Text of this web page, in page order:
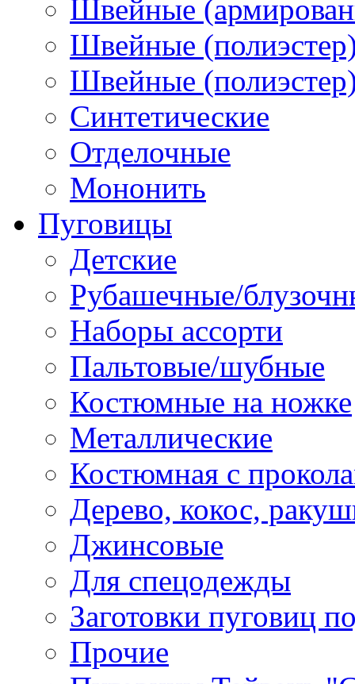
Швейные
Швейные
Швейные
Синтетические
Отделочные
Мононить
Пуговицы
Детские
Рубашечные/
Наборы ассорти
Пальтовые/шубные
Костюмные на ножке
Металлические
Костюмная с
Дерево, кокос,
Джинсовые
Для спецодежды
Заготовки пуговиц
Прочие